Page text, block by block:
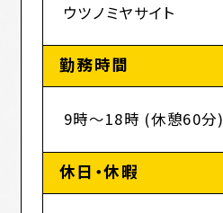
ウツノミヤサイト
勤務時間
9時～18時 (休憩60分)
休日・休暇